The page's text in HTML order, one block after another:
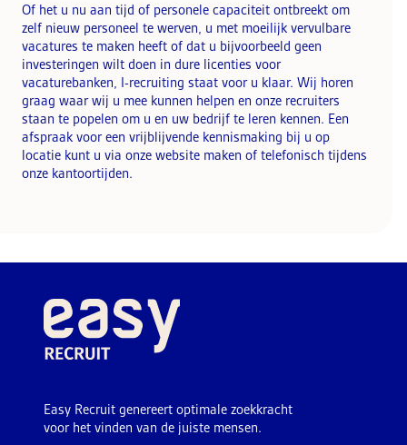
Of het u nu aan tijd of personele capaciteit ontbreekt om
zelf nieuw personeel te werven, u met moeilijk vervulbare
vacatures te maken heeft of dat u bijvoorbeeld geen
investeringen wilt doen in dure licenties voor
vacaturebanken, I-recruiting staat voor u klaar. Wij horen
graag waar wij u mee kunnen helpen en onze recruiters
staan te popelen om u en uw bedrijf te leren kennen. Een
afspraak voor een vrijblijvende kennismaking bij u op
locatie kunt u via onze website maken of telefonisch tijdens
onze kantoortijden.
Easy Recruit genereert optimale zoekkracht
voor het vinden van de juiste mensen.